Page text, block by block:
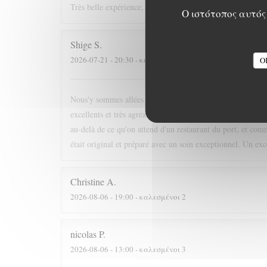
Ο ιστότοπος
Très belle expérience, nous reviendrons !
Shige S
2026-07-21 - 20:30 - καλεσμένοι 4
Nous'y sommes allées pour la première fois sur la
excellents et très agréables. Les gens sont tous sympas,
au-delà de ce qu'on attend d'un restaurant du port, et
était original et préparé avec un soin exceptionnel. Un
Christine A
2026-08-06 - 19:00 - καλεσμένοι 2
nicolasP
2026-08-06 - 13:00 - καλεσμένοι 3